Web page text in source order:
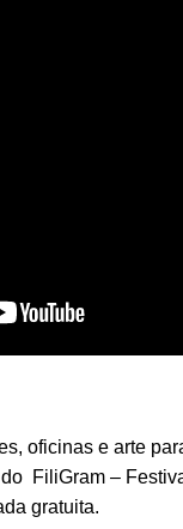
oficinas e arte
FiliGram –
gratuita.